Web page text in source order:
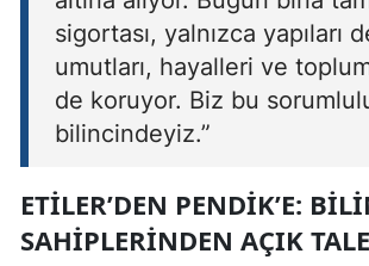
sigortası, yalnızca yapıları
umutları, hayalleri ve
de koruyor. Biz bu
bilincindeyiz.”
ETILER’DEN PENDIK’E:
SAHIPLERINDEN AÇIK